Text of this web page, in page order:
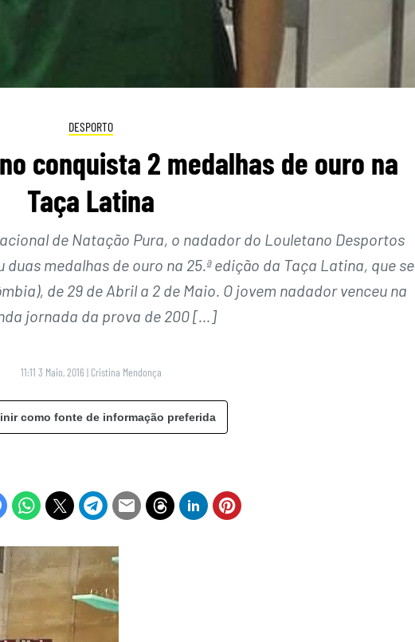
DESPORTO
conquista 2 medalhas de ouro na
Taça Latina
de Natação Pura, o nadador do Louletano Desportos
medalhas de ouro na 25.ª edição da Taça Latina, que se
de 29 de Abril a 2 de Maio. O jovem nadador venceu na
jornada da prova de 200 […]
11:11 3 Maio, 2016 | Cristina Mendonça
como fonte de informação preferida